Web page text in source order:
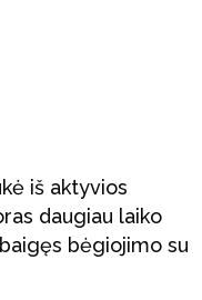
iš aktyvios
daugiau laiko
bėgiojimo su